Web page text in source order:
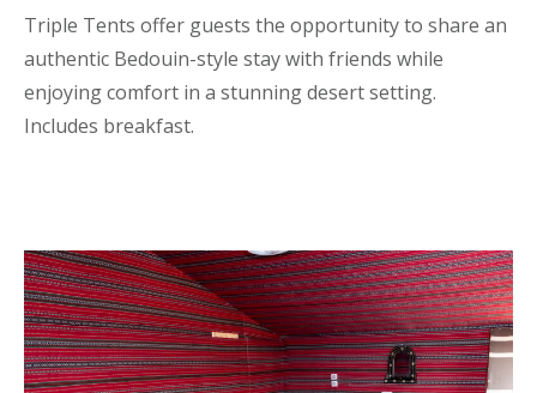
Triple Tents offer guests the opportunity to share an
authentic Bedouin-style stay with friends while
enjoying comfort in a stunning desert setting.
Includes breakfast.